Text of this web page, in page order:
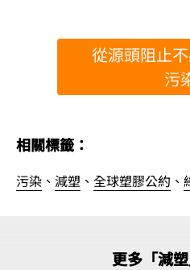
從源頭阻止
污
相關標籤：
污染 、 減塑 、 全球塑膠公約 、
更多「減